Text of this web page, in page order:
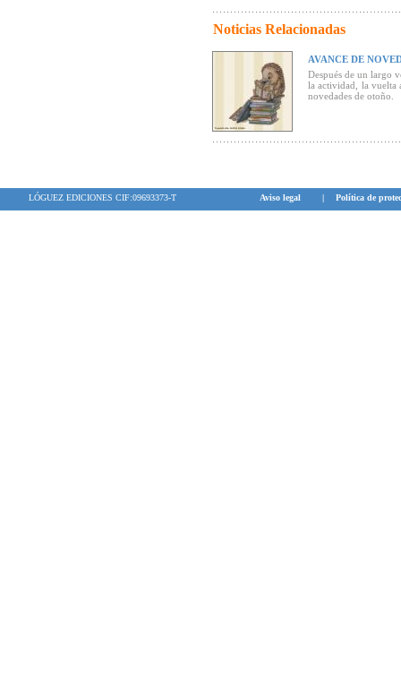
Noticias Relacionadas
AVANCE DE
Después de un largo
la actividad, la vuelta
novedades de otoño.
LÓGUEZ EDICIONES CIF:09693373-T Aviso legal | Política de